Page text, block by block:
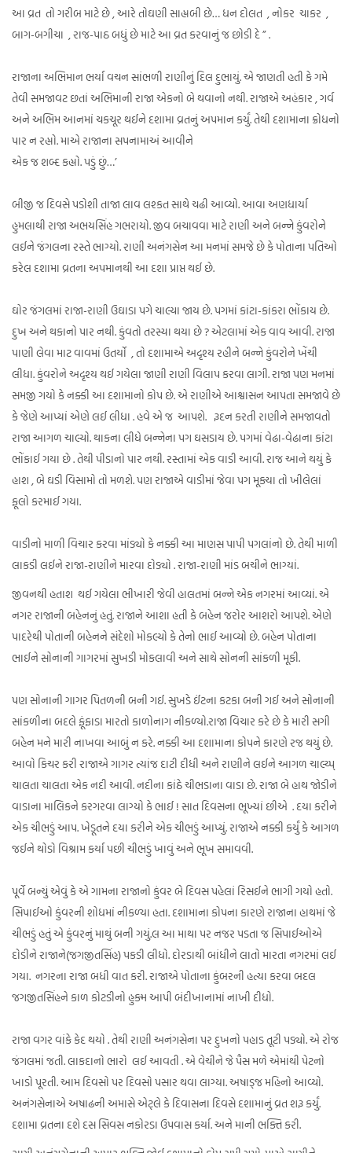
આ વ્રત તો ગરીબ માટે છે , આરે તોઘણી સાહ્યબી છે… ધન દોલત , નોકર ચાકર ,
બાગ-બગીચા , રાજ-પાઠ બધું છે માટે આ વ્રત કરવાનું જ છોડી દે ” .
રાજાના અભિમાન ભર્યા વચન સાંભળી રાણીનું દિલ દુભાયું. એ જાણતી હતી કે ગમે
તેવી સમજાવટ છતાં અભિમાની રાજા એકનો બે થવાનો નથી. રાજાએ અહંકાર , ગર્વ
અને અભિમ આનમાં ચકચૂર થઈને દશામા વ્રતનું અપમાન કર્યું. તેથી દશામાના ક્રોધનો
પાર ન રહ્યો. માએ રાજાના સપનામાઅં આવીને
એક જ શબ્દ કહ્યો. પડું છું…’
બીજી જ દિવસે પડોશી તાજા લાવ લશ્કત સાથે ચઢી આવ્યો. આવા અણધાર્યા
હુમલાથી રાજા અભયસિંહ ગભરાયો. જીવ બચાવવા માટે રાણી અને બન્ને કુંવરોને
લઈને જંગલના રસ્તે ભાગ્યો. રાણી અનંગસેન આ મનમાં સમજે છે કે પોતાના પતિઓ
કરેલ દશામા વ્રતના અપમાનથી આ દશા પ્રાપ્ત થઈ છે.
ઘોર જંગલમાં રાજા-રાણી ઉઘાડા પગે ચાલ્યા જાય છે. પગમાં કાંટા-કાંકરા ભોંકાય છે.
દુખ અને થકાનો પાર નથી. કુંવતો તરસ્યા થયા છે ? એટલામાં એક વાવ આવી. રાજા
પાણી લેવા માટ વાવમાં ઉતર્યો , તો દશામાએ અદૃશ્ય રહીને બન્ને કુંવરોને ખેંચી
લીધા. કુંવરોને અદૃશ્ય થઈ ગયેલા જાણી રાણી વિલાપ કરવા લાગી. રાજા પણ મનમાં
સમજી ગયો કે નક્કી આ દશામાનો કોપ છે. એ રાણીએ આશ્વાસન આપતા સમજાવે છે
કે જેણે આપ્યાં એણે લઈ લીધા . હવે એ જ આપશે. રૂદન કરતી રાણીને સમજાવતો
રાજા આગળ ચાલ્યો. થાકના લીધે બન્નેના પગ ઘસડાય છે. પગમાં વેઢા-વેઢાના કાંટા
ભોંકાઈ ગયા છે . તેથી પીડાનો પાર નથી. રસ્તામાં એક વાડી આવી. રાજ આને થયું કે
હાશ , બે ઘડી વિસામો તો મળશે. પણ રાજાએ વાડીમાં જેવા પગ મૂક્યા તો ખીલેલાં
ફૂલો કરમાઈ ગયા.
વાડીનો માળી વિચાર કરવા માંડ્યો કે નક્કી આ માણસ પાપી પગલાંનો છે. તેથી માળી
લાકડી લઈને રાજા-રાણીને મારવા દોડ્યો . રાજા-રાણી માંડ બચીને ભાગ્યાં.
જીવનથી હતાશ થઈ ગયેલા ભીખારી જેવી હાલતમાં બન્ને એક નગરમાં આવ્યાં. એ
નગર રાજાની બહેનનું હતું. રાજાને આશા હતી કે બહેન જરોર આશરો આપશે. એણે
પાદરેથી પોતાની બહેનને સંદેશો મોકલ્યો કે તેનો ભાઈ આવ્યો છે. બહેન પોતાના
ભાઈને સોનાની ગાગરમાં સુખડી મોકલાવી અને સાથે સોનની સાંકળી મૂકી.
પણ સોનાની ગાગર પિતળની બની ગઈ. સુખડે ઈંટના કટકા બની ગઈ અને સોનાની
સાંકળીના બદલે ફૂંફાડા મારતો કાળોનાગ નીકળ્યો.રાજા વિચાર કરે છે કે મારી સગી
બહેન મને મારી નાખવા આબું ન કરે. નક્કી આ દશામાના કોપને કારણે રજ થયું છે.
આવો કિચર કરી રાજાએ ગાગર ત્યાંજ દાટી દીધી અને રાણીને લઈને આગળ ચાલ્ય્પ્
ચાલતા ચાલતા એક નદી આવી. નદીના કાંઠે ચીભડાના વાડા છે. રાજા બે હાથ જોડીને
વાડાના માલિકને કરગરવા લાગ્યો કે ભાઈ ! સાત દિવસના ભૂખ્યાં છીએ . દયા કરીને
એક ચીભડું આપ. ખેડૂતને દયા કરીને એક ચીભડું આપ્યું. રાજાએ નક્કી કર્યું કે આગળ
જઈને થોડો વિશ્રામ કર્યા પછી ચીભડું ખાવું અને ભૂખ સમાવવી.
પૂર્વે બન્યું એવું કે એ ગામના રાજાનો કુંવર બે દિવસ પહેલાં રિસઈને ભાગી ગયો હતો.
સિપાઈઓ કુંવરની શોધમાં નીકળ્યા હતા. દશામાના કોપના કારણે રાજાના હાથમાં જે
ચીભડું હતું એ કુંવરનું માથું બની ગયું.લ આ માથા પર નજર પડતા જ સિપાઈઓએ
દોડીને રાજાને(જગજીતસિંહ) પકડી લીધો. દોરડાથી બાંધીને લાતો મારતા નગરમાં લઈ
ગયા. નગરના રાજા બધી વાત કરી. રાજાએ પોતાના કુંબરની હત્યા કરવા બદલ
જગજીતસિંહને કાળ કોટડીનો હુક્મ આપી બંદીખાનામાં નાખી દીધો.
રાજા વગર વાંકે કેદ થયો . તેથી રાણી અનંગસેના પર દુખનો પહાડ તૂટી પડ્યો. એ રોજ
જંગલમાં જતી. લાકદાનો ભારો લઈ આવતી . એ વેચીને જે પૈસ મળે એમાંથી પેટનો
ખાડો પૂરતી. આમ દિવસો પર દિવસો પસાર થવા લાગ્યા. અષાડ્જ મહિનો આવ્યો.
અનંગસેનાએ અષાઢની અમાસે એટ્લે કે દિવાસના દિવસે દશામાનું વ્રત શરૂ કર્યું.
દશામા વ્રતના દશે દસ સિવસ નકોરડા ઉપવાસ કર્યા. અને માની ભક્તિ કરી.